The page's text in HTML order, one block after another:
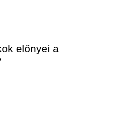
előnyei a